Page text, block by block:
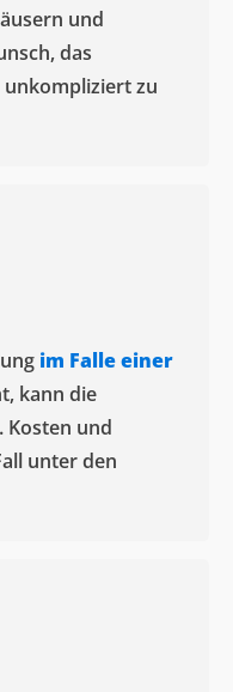
und
das
zu
im Falle einer
kann die
und
unter den